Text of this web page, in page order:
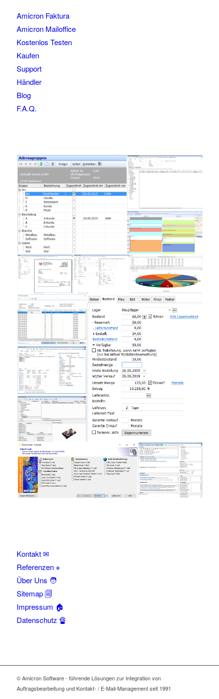
Amicron Faktura
Amicron Mailoffice
Kostenlos Testen
Kaufen
Support
Händler
Blog
F.A.Q.
Kontakt ✉
Referenzen ※
Über Uns 🧑
Sitemap 🗐
Impressum 🏠
Datenschutz 🔏
© Amicron Software - führende Lösungen zur Integration von
Auftragsbearbeitung und Kontakt- / E-Mail-Management seit 1991